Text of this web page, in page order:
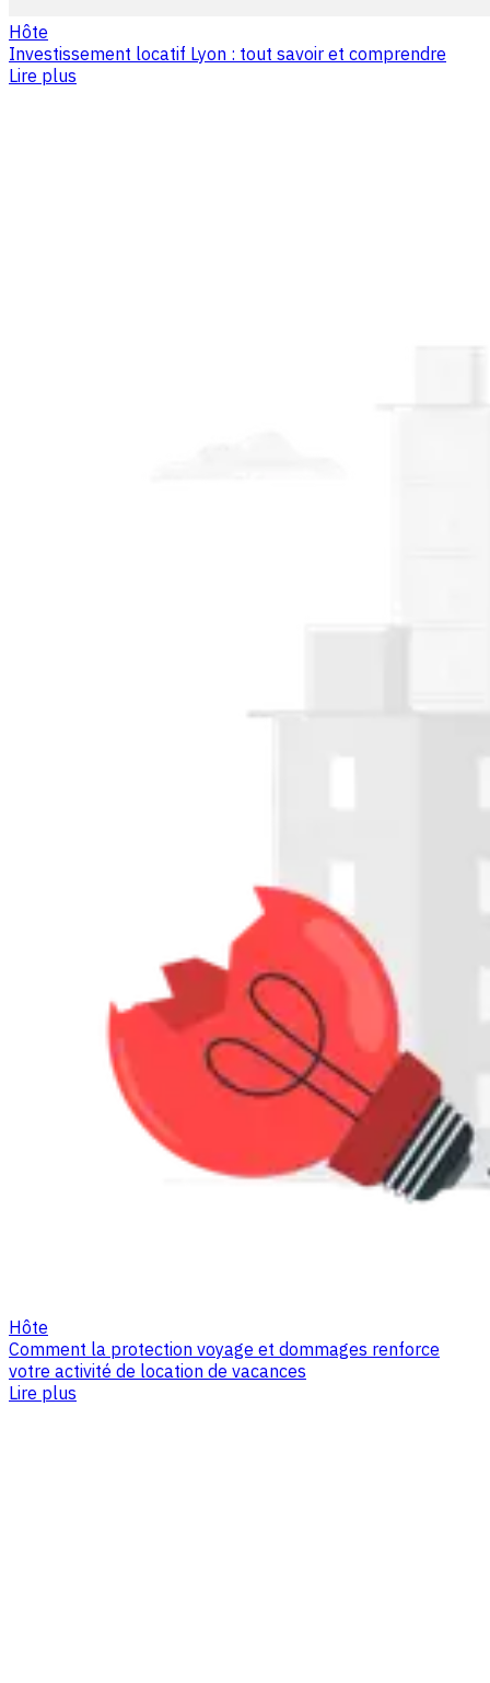
Hôte
Investissement locatif Lyon : tout savoir et comprendre
Lire plus
Hôte
Comment la protection voyage et dommages renforce
votre activité de location de vacances
Lire plus